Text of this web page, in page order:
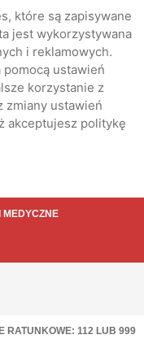
które są zapisywane
jest wykorzystywana
i reklamowych.
ustawień
korzystanie z
zmiany ustawień
akceptujesz politykę
RATUNKOWE: 112 LUB 999